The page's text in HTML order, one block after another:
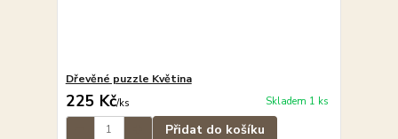
Dřevěné puzzle Květina
225 Kč/ks Skladem 1 ks
Přidat do košíku